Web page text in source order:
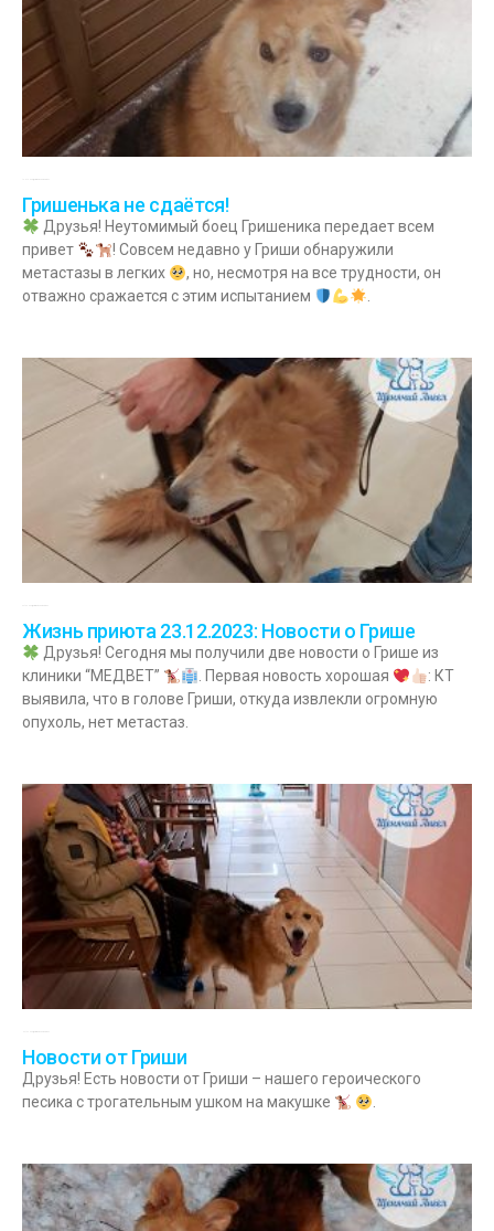
Гришенька не сдаётся!
Друзья! Неутомимый боец Гришеника передает всем
привет
! Совсем недавно у Гриши обнаружили
метастазы в легких
, но, несмотря на все трудности, он
отважно сражается с этим испытанием
.
Жизнь приюта 23.12.2023: Новости о Грише
Друзья! Сегодня мы получили две новости о Грише из
клиники “МЕДВЕТ”
. Первая новость хорошая
: КТ
выявила, что в голове Гриши, откуда извлекли огромную
опухоль, нет метастаз.
Новости от Гриши
Друзья! Есть новости от Гриши – нашего героического
песика с трогательным ушком на макушке
.